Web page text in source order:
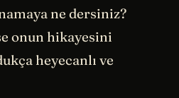
ne dersiniz?
onun hikayesini
heyecanlı ve